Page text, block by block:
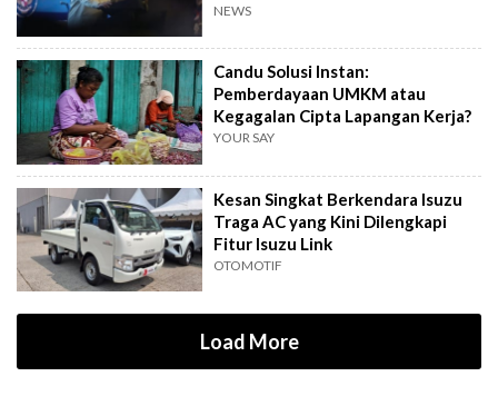
NEWS
Candu Solusi Instan:
Pemberdayaan UMKM atau
Kegagalan Cipta Lapangan Kerja?
YOUR SAY
Kesan Singkat Berkendara Isuzu
Traga AC yang Kini Dilengkapi
Fitur Isuzu Link
OTOMOTIF
Load More